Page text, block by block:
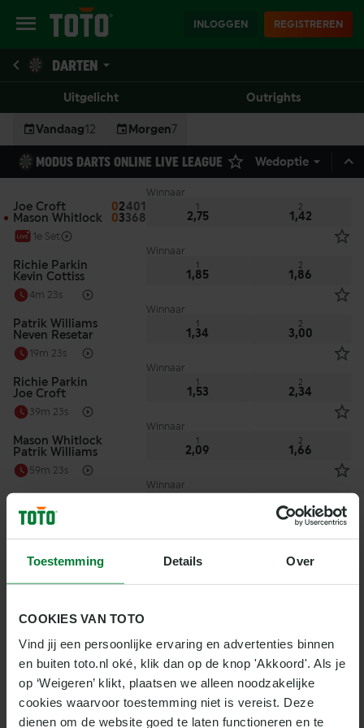
Toestemming Details Over
COOKIES VAN TOTO
Vind jij een persoonlijke ervaring en advertenties binnen
en buiten toto.nl oké, klik dan op de knop 'Akkoord'. Als je
op ‘Weigeren’ klikt, plaatsen we alleen noodzakelijke
cookies waarvoor toestemming niet is vereist. Deze
dienen om de website goed te laten functioneren en te
INLOGGEN REGISTREREN
DARTEN
Uitgelicht Outrights
Vandaag12 Morgen7
MODUS DARTS ONLINE LIVE LEAGUE Wedoptie
Joe Croft
Mason Whitlock
0
0
2
3
401
368
Winnaar
1
2,75
2
1,42
1e Set
Richie Parkin
Kevin Cottiss
Winnaar
1
1,85
2
1,86
4m 23s
Patrik Williams
Neven Resetar
Winnaar
1
1,34
2
3,00
19m 23s
Richie Parkin
Joe Croft
Winnaar
1
1,53
2
2,34
39m 23s
Mason Whitlock
Patrik Williams
Winnaar
1
2,09
2
1,66
59m 23s
Neven Resetar
Winnaar
3,00
Vandaag 17:25
Patrik Williams
Richie Parkin
Winnaar
1
1,66
2
2,09
Vandaag 17:40
Joe Croft
Kevin Cottiss
Vandaag 18:00
Mason Whitlock
Winnaar
2,03 1,70
Vandaag 18:20
Winnaar